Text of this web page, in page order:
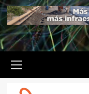
Menu